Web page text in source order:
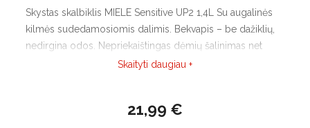
Skystas skalbiklis MIELE Sensitive UP2 1,4L Su augalinės
kilmės sudedamosiomis dalimis. Bekvapis – be dažiklių,
nedirgina odos. Nepriekaištingas dėmių šalinimas net
žemoje temperatūroje.Skaityti daugiau +
21,99 €